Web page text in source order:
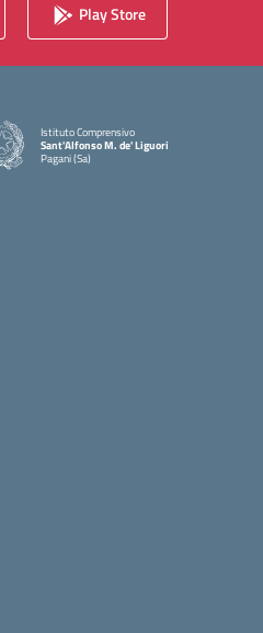
Play Store
Istituto Comprensivo
Sant'Alfonso M. de' Liguori
Pagani (Sa)
— Visita la pagina iniziale della scuola